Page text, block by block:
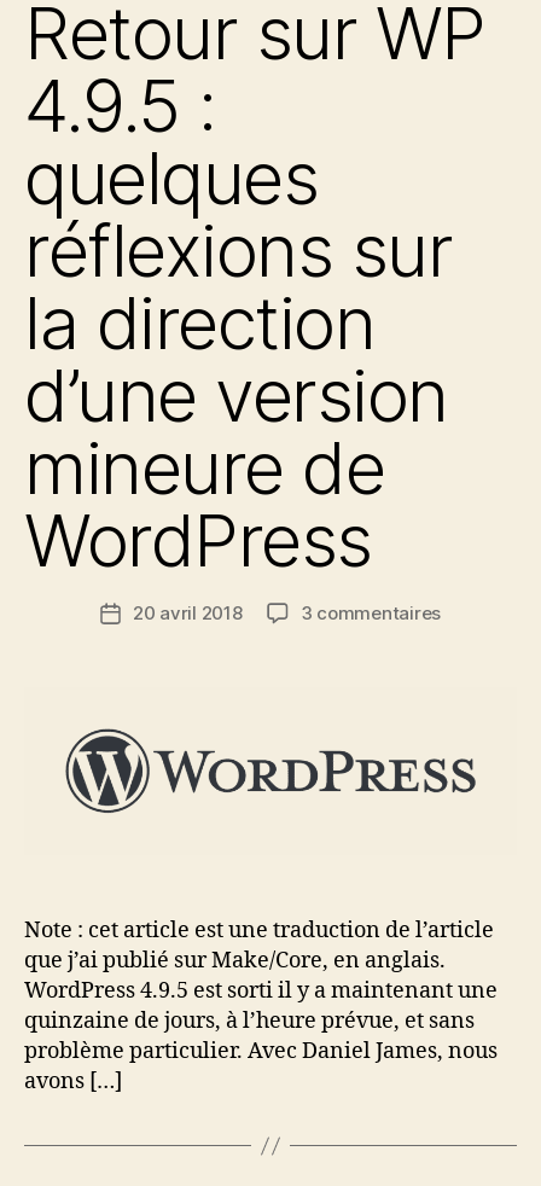
Retour sur WP
4.9.5 :
quelques
réflexions sur
la direction
d’une version
mineure de
WordPress
Date20 avril 2018 3 commentairessur
quelques
réflexions
version
de
WordPress
Note : cet article est une traduction de l’article
que j’ai publié sur Make/Core, en anglais.
WordPress 4.9.5 est sorti il y a maintenant une
quinzaine de jours, à l’heure prévue, et sans
problème particulier. Avec Daniel James, nous
avons […]